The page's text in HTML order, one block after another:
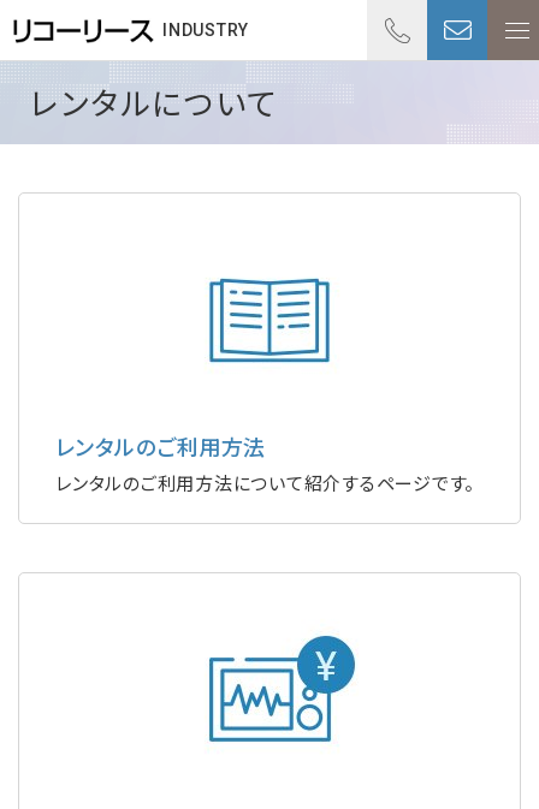
INDUSTRY
受
レンタルについて
レンタルのご利用方法
レンタルのご利用方法について紹介するページです。